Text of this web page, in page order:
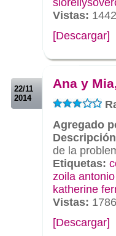
Vistas: 1442
[Descargar]
22/11
2014
Ana y
Agregado
de la
Etiquetas:
zoila antonio
katherine
Vistas: 1786
[Descargar]